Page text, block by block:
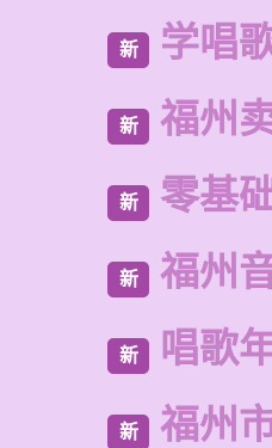
新 学唱
新 福州
新 零基
新 福州
新 唱歌
新 福州